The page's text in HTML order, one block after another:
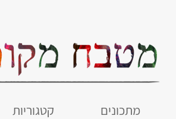
מתכונים קטגוריות